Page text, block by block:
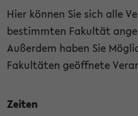
Hier können Sie sich alle
bestimmten Fakultät
Außerdem haben Sie
Fakultäten geöffnete
Zeiten